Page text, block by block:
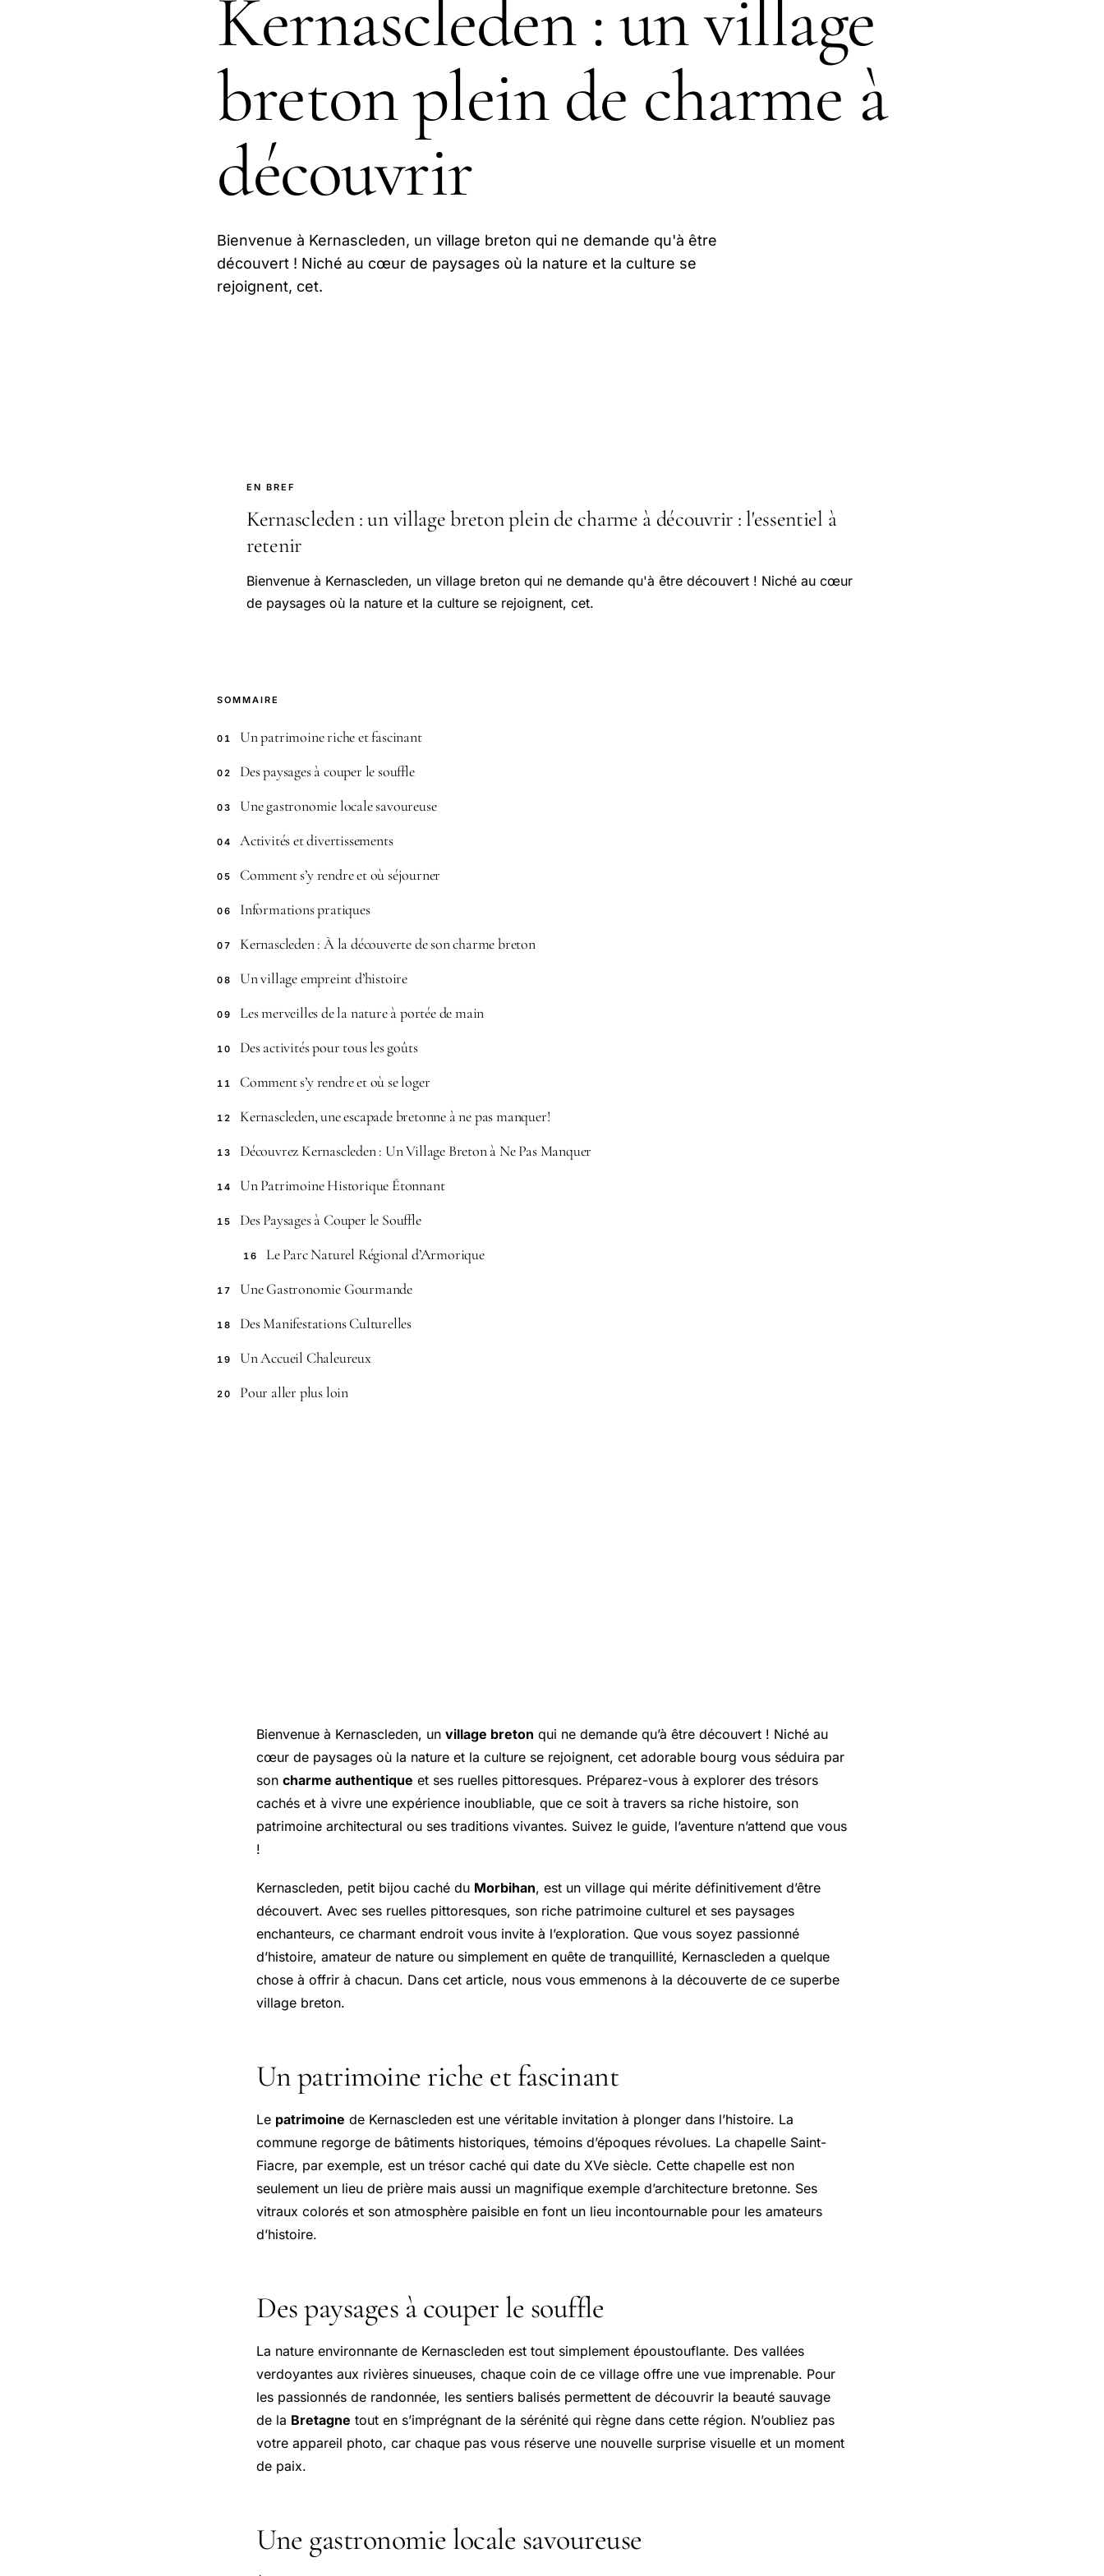
Kernascleden : un village
breton plein de charme à
découvrir
Bienvenue à Kernascleden, un village breton qui ne demande qu'à être
découvert ! Niché au cœur de paysages où la nature et la culture se
rejoignent, cet.
EN BREF
Kernascleden : un village breton plein de charme à découvrir : l'essentiel à
retenir
Bienvenue à Kernascleden, un village breton qui ne demande qu'à être découvert ! Niché au cœur
de paysages où la nature et la culture se rejoignent, cet.
SOMMAIRE
01 Un patrimoine riche et fascinant
02 Des paysages à couper le souffle
03 Une gastronomie locale savoureuse
04 Activités et divertissements
05 Comment s’y rendre et où séjourner
06 Informations pratiques
07 Kernascleden : À la découverte de son charme breton
08 Un village empreint d’histoire
09 Les merveilles de la nature à portée de main
10 Des activités pour tous les goûts
11 Comment s’y rendre et où se loger
12 Kernascleden, une escapade bretonne à ne pas manquer!
13 Découvrez Kernascleden : Un Village Breton à Ne Pas Manquer
14 Un Patrimoine Historique Étonnant
15 Des Paysages à Couper le Souffle
16 Le Parc Naturel Régional d’Armorique
17 Une Gastronomie Gourmande
18 Des Manifestations Culturelles
19 Un Accueil Chaleureux
20 Pour aller plus loin
Bienvenue à Kernascleden, un village breton qui ne demande qu’à être découvert ! Niché au
cœur de paysages où la nature et la culture se rejoignent, cet adorable bourg vous séduira par
son charme authentique et ses ruelles pittoresques. Préparez-vous à explorer des trésors
cachés et à vivre une expérience inoubliable, que ce soit à travers sa riche histoire, son
patrimoine architectural ou ses traditions vivantes. Suivez le guide, l’aventure n’attend que vous
!
Kernascleden, petit bijou caché du Morbihan, est un village qui mérite définitivement d’être
découvert. Avec ses ruelles pittoresques, son riche patrimoine culturel et ses paysages
enchanteurs, ce charmant endroit vous invite à l’exploration. Que vous soyez passionné
d’histoire, amateur de nature ou simplement en quête de tranquillité, Kernascleden a quelque
chose à offrir à chacun. Dans cet article, nous vous emmenons à la découverte de ce superbe
village breton.
Un patrimoine riche et fascinant
Le patrimoine de Kernascleden est une véritable invitation à plonger dans l’histoire. La
commune regorge de bâtiments historiques, témoins d’époques révolues. La chapelle Saint-
Fiacre, par exemple, est un trésor caché qui date du XVe siècle. Cette chapelle est non
seulement un lieu de prière mais aussi un magnifique exemple d’architecture bretonne. Ses
vitraux colorés et son atmosphère paisible en font un lieu incontournable pour les amateurs
d’histoire.
Des paysages à couper le souffle
La nature environnante de Kernascleden est tout simplement époustouflante. Des vallées
verdoyantes aux rivières sinueuses, chaque coin de ce village offre une vue imprenable. Pour
les passionnés de randonnée, les sentiers balisés permettent de découvrir la beauté sauvage
de la Bretagne tout en s’imprégnant de la sérénité qui règne dans cette région. N’oubliez pas
votre appareil photo, car chaque pas vous réserve une nouvelle surprise visuelle et un moment
de paix.
Une gastronomie locale savoureuse